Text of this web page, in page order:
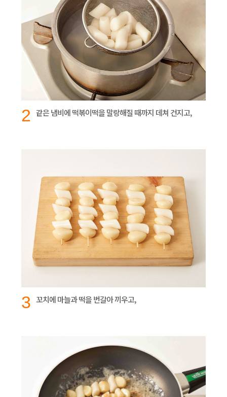
2 같은 냄비에 떡볶이떡을 말랑해질 때까지 데쳐 건지고,
3 꼬치에 마늘과 떡을 번갈아 끼우고,